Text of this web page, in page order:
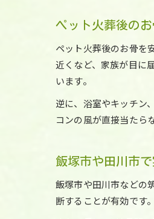
ペット火葬後の
ペット火葬後のお骨を
近くなど、家族が目に
います。
逆に、浴室やキッチン
コンの風が直接当たら
飯塚市や田川市
飯塚市や田川市などの
断することが有効です